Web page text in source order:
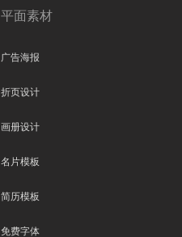
平面素材
广告海报
折页设计
画册设计
名片模板
简历模板
免费字体